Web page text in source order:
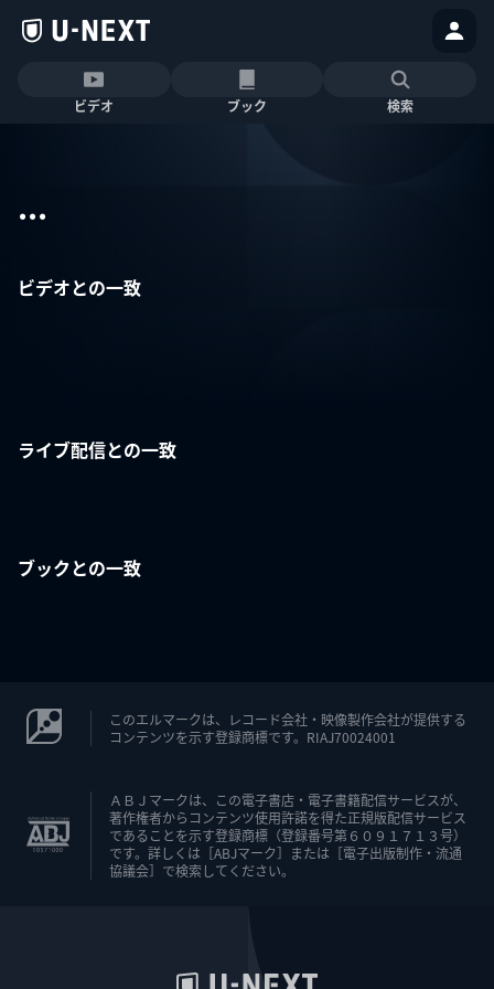
ビデオ ブック 検索
...
ビデオとの一致
ライブ配信との一致
ブックとの一致
このエルマークは、レコード会社・映像製作会社が提供する
コンテンツを示す登録商標です。RIAJ70024001
ＡＢＪマークは、この電子書店・電子書籍配信サービスが、
著作権者からコンテンツ使用許諾を得た正規版配信サービス
であることを示す登録商標（登録番号第６０９１７１３号）
です。詳しくは［ABJマーク］または［電子出版制作・流通
協議会］で検索してください。